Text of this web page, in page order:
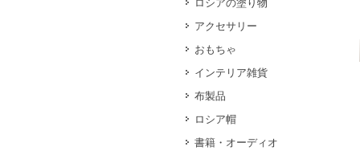
ロシアの塗り物
アクセサリー
おもちゃ
インテリア雑貨
布製品
ロシア帽
書籍・オーディオ